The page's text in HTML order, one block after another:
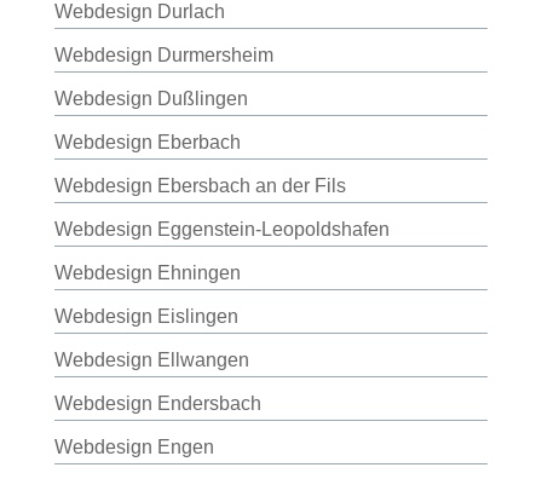
Webdesign Durlach
Webdesign Durmersheim
Webdesign Dußlingen
Webdesign Eberbach
Webdesign Ebersbach an der Fils
Webdesign Eggenstein-Leopoldshafen
Webdesign Ehningen
Webdesign Eislingen
Webdesign Ellwangen
Webdesign Endersbach
Webdesign Engen